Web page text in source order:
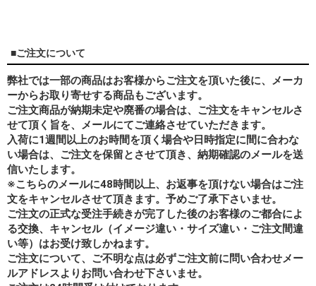
■ご注文について
弊社では一部の商品はお客様からご注文を頂いた後に、メーカ
ーからお取り寄せする商品もございます。
ご注文商品が納期未定や廃番の場合は、ご注文をキャンセルさ
せて頂く旨を、メールにてご連絡させていただきます。
入荷に1週間以上のお時間を頂く場合や日時指定に間に合わな
い場合は、ご注文を保留とさせて頂き、納期確認のメールを送
信いたします。
※こちらのメールに48時間以上、お返事を頂けない場合はご注
文をキャンセルさせて頂きます。予めご了承下さいませ。
ご注文の正式な受注手続きが完了した後のお客様のご都合によ
る交換、キャンセル（イメージ違い・サイズ違い・ご注文間違
い等）はお受け致しかねます。
ご注文について、ご不明な点は必ずご注文前に問い合わせメー
ルアドレスよりお問い合わせ下さいませ。